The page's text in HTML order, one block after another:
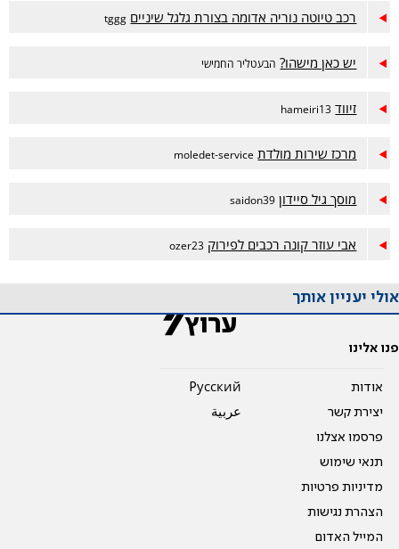
רכב טיוטה נוריה אדומה בצורת גלגל שיניים tggg
יש כאן מישהו? הבעטליר החמישי
זיווד hameiri13
מרכז שירות מולדת moledet-service
מוסך גיל סיידון saidon39
אבי עוזר קונה רכבים לפירוק ozer23
אולי יעניין אותך
פנו אלינו
אודות
יצירת קשר
פרסמו אצלנו
תנאי שימוש
מדיניות פרטיות
הצהרת נגישות
המייל האדום
Pусский
عربية